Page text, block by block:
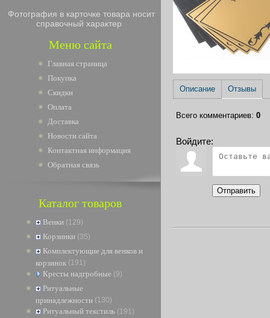
Фотография в карточке товара носит
справочный характер
Меню сайта
Главная страница
Покупка
Скидки
Оплата
Доставка
Новости сайта
Контактная информация
Обратная связь
Каталог товаров
Венки (129)
Корзинки (35)
Комплектующие для венков и
корзинок (191)
Кресты надгробные (9)
Ритуальные
принадлежности (130)
Ритуальный текстиль (191)
Описание Отзывы
Всего комментариев: 0
Войдите:
Отправить